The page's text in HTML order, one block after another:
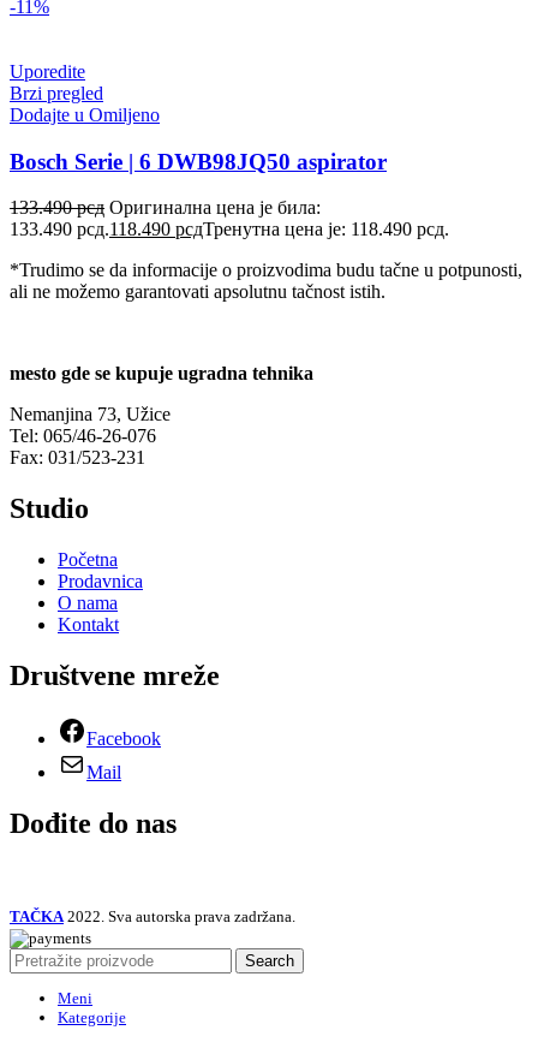
-11%
Uporedite
Brzi pregled
Dodajte u Omiljeno
Bosch Serie | 6 DWB98JQ50 aspirator
133.490рсд Оригинална цена је била:
133.490 рсд.118.490 рсдТренутна цена је: 118.490 рсд.
*Trudimo se da informacije o proizvodima budu tačne u potpunosti,
ali ne možemo garantovati apsolutnu tačnost istih.
mesto gde se kupuje ugradna tehnika
Nemanjina 73, Užice
Tel: 065/46-26-076
Fax: 031/523-231
Studio
Početna
Prodavnica
O nama
Kontakt
Društvene mreže
Facebook
Mail
Dođite do nas
TAČKA 2022. Sva autorska prava zadržana.
Search
Meni
Kategorije